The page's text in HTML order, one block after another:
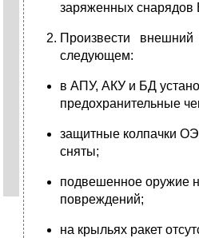
заряженных
Произвести
следующем:
в АПУ, АКУ и БД
предохранительные
защитные колпачки
сняты;
подвешенное оружие
повреждений;
на крыльях ракет